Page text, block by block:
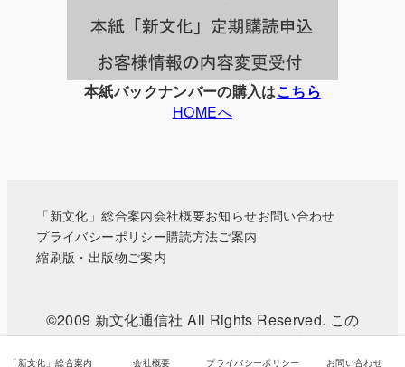
本紙バックナンバーの購入はこちら
HOMEへ
「新文化」総合案内会社概要お知らせお問い合わせ
プライバシーポリシー購読方法ご案内
縮刷版・出版物ご案内
©2009 新文化通信社 All Rights Reserved. この
WEBサイトに掲載されている記事・写真などの無
「新文化」総合案内 会社概要 プライバシーポリシー お問い合わせ